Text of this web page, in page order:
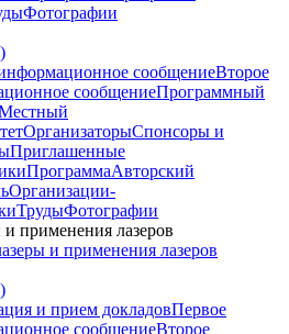
Фотографии
сообщениеВторое
сообщениеПрограммный
ОрганизаторыСпонсоры и
Приглашенные
ПрограммаАвторский
Организации-
ТрудыФотографии
применения лазеров
и применения лазеров
и прием докладовПервое
сообщениеВторое